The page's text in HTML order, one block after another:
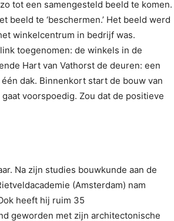
tot een samengesteld beeld te komen.
beeld te ‘beschermen.’ Het beeld werd
winkelcentrum in bedrijf was.
toegenomen: de winkels in de
Hart van Vathorst de deuren: een
dak. Binnenkort start de bouw van
voorspoedig. Zou dat de positieve
Na zijn studies bouwkunde aan de
(Amsterdam) nam
heeft hij ruim 35
geworden met zijn architectonische